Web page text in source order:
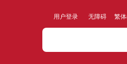
用户登录 无障碍 繁体